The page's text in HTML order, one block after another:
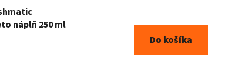
náplň 250 ml
Do košíka